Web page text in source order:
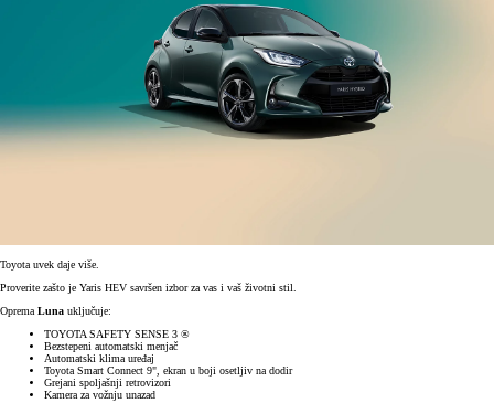
Toyota uvek daje više.
Proverite zašto je Yaris HEV savršen izbor za vas i vaš životni stil.
Oprema Luna uključuje:
TOYOTA SAFETY SENSE 3 ®
Bezstepeni automatski menjač
Automatski klima uređaj
Toyota Smart Connect 9", ekran u boji osetljiv na dodir
Grejani spoljašnji retrovizori
Kamera za vožnju unazad